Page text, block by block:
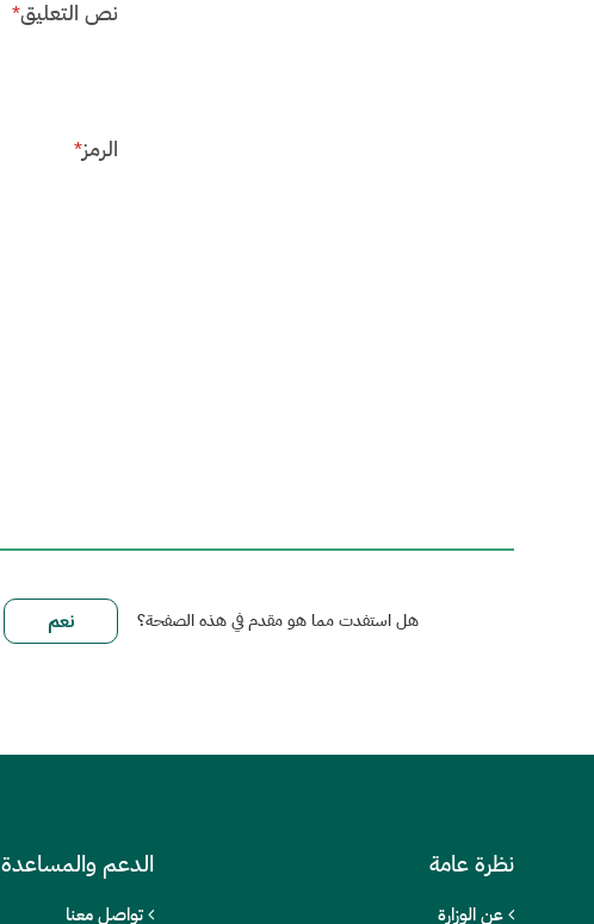
نص التعليق*
الرمز*
هل استفدت مما هو مقدم في هذه الصفحة؟
نظرة عامة
عن الوزارة
الدعم والمساعدة
تواصل معنا